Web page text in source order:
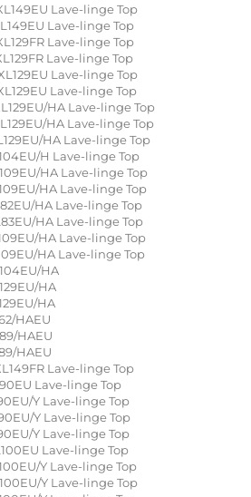
Lave-linge Top
Lave-linge Top
Lave-linge Top
Lave-linge Top
Lave-linge Top
Lave-linge Top
HA Lave-linge Top
HA Lave-linge Top
HA Lave-linge Top
H Lave-linge Top
HA Lave-linge Top
HA Lave-linge Top
HA Lave-linge Top
HA Lave-linge Top
HA Lave-linge Top
HA Lave-linge Top
HA
HA
HA
HAEU
HAEU
HAEU
Lave-linge Top
Lave-linge Top
Y Lave-linge Top
Y Lave-linge Top
Y Lave-linge Top
Lave-linge Top
Y Lave-linge Top
Y Lave-linge Top